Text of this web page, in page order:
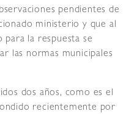
pendientes de
ministerio y que al
la respuesta se
las normas municipales
dos años, como es el
recientemente por